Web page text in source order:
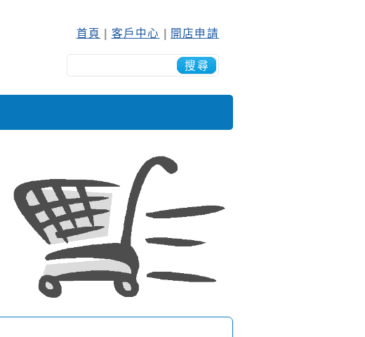
首頁 客戶中心 開店申請
搜尋